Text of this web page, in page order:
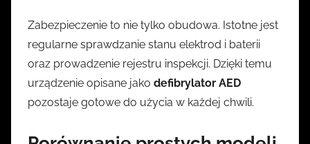
Zabezpieczenie to nie tylko obudowa. Istotne jest
regularne sprawdzanie stanu elektrod i baterii
oraz prowadzenie rejestru inspekcji. Dzięki temu
urządzenie opisane jako defibrylator AED
pozostaje gotowe do użycia w każdej chwili.